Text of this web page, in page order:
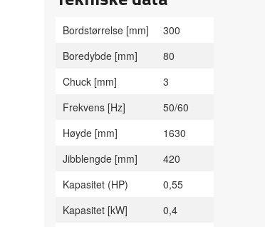
Bordstørrelse [mm]
300
Boredybde [mm]
80
Chuck [mm]
3
Frekvens [Hz]
50/60
Høyde [mm]
1630
Jibblengde [mm]
420
Kapasitet (HP)
0,55
Kapasitet [kW]
0,4